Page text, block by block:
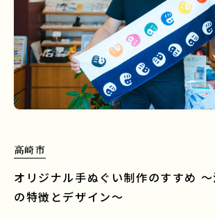
高崎市
オリジナル手ぬぐい制作のすすめ
の特徴とデザイン〜